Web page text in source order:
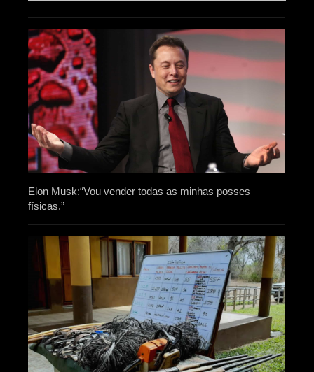
Elon Musk:“Vou vender todas as minhas posses
físicas.”